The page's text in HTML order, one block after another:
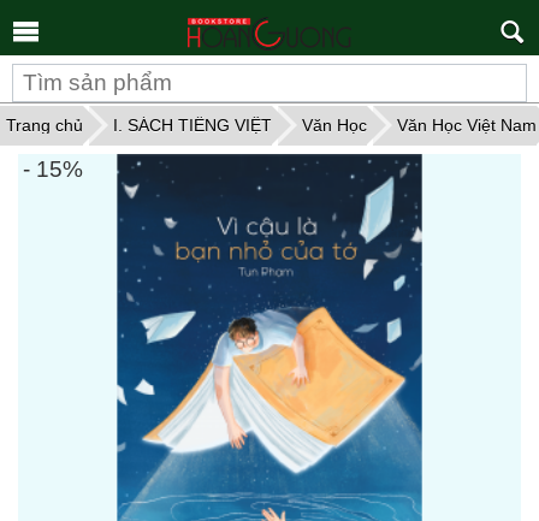
kiếm
Trang chủ I. SÁCH TIẾNG VIỆT Văn Học Văn Học Việt Nam
- 15%